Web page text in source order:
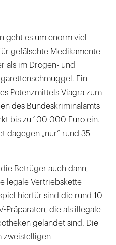
geht es um enorm viel
gefälschte Medikamente
als im Drogen- und
Ein
Potenzmittels Viagra zum
des Bundeskriminalamts
bis zu 100 000 Euro ein.
dagegen „nur“ rund 35
Betrüger auch dann,
legale Vertriebskette
hierfür sind die rund 10
Präparaten, die als illegale
gelandet sind. Die
zweistelligen